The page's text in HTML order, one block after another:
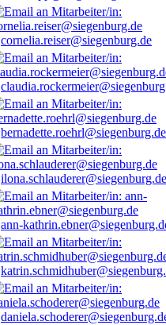
cornelia.reiser@siegenburg.de
bernadette.roehrl@siegenburg.de
ilona.schlauderer@siegenburg.de
ann-